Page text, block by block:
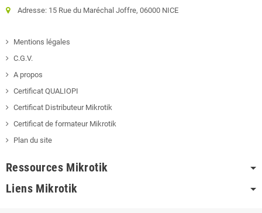
Adresse: 15 Rue du Maréchal Joffre, 06000 NICE
Mentions légales
C.G.V.
A propos
Certificat QUALIOPI
Certificat Distributeur Mikrotik
Certificat de formateur Mikrotik
Plan du site
Ressources Mikrotik
Liens Mikrotik